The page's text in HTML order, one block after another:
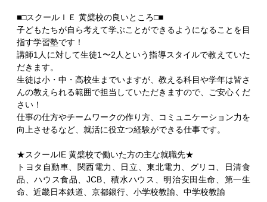
■□スクールＩＥ 黄檗校の良いところ□■
子どもたちが自ら考えて学ぶことができるようになることを目
指す学習塾です！
講師1人に対して生徒1〜2人という指導スタイルで教えていた
だきます。
生徒は小・中・高校生までいますが、教える科目や学年は皆さ
んの教えられる範囲で担当していただきますので、ご安心くだ
さい！
仕事の仕方やチームワークの作り方、コミュニケーション力を
向上させるなど、就活に役立つ経験ができる仕事です。
★スクールIE 黄檗校で働いた方の主な就職先★
トヨタ自動車、関西電力、日立、東北電力、グリコ、日清食
品、ハウス食品、JCB、積水ハウス、明治安田生命、第一生
命、近畿日本鉄道、京都銀行、小学校教諭、中学校教諭